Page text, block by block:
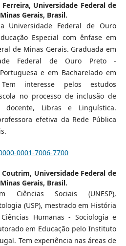
Universidade Federal de
Gerais, Brasil.
Universidade Federal de Ouro
Especial com ênfase em
de Minas Gerais. Graduada em
Federal de Ouro Preto -
e em Bacharelado em
interesse pelos estudos
no processo de inclusão de
docente, Libras e Linguística.
efetiva da Rede Pública
0001-7006-7700
Coutrim, Universidade Federal de
Gerais, Brasil.
Ciências Sociais (UNESP),
(USP), mestrado em História
Humanas - Sociologia e
em Educação pelo Instituto
Tem experiência nas áreas de